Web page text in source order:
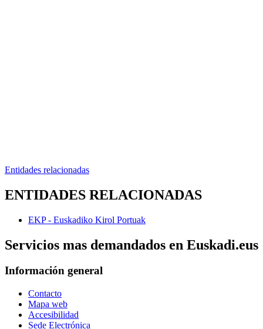
Entidades relacionadas
ENTIDADES RELACIONADAS
EKP - Euskadiko Kirol Portuak
Servicios mas demandados en Euskadi.eus
Información general
Contacto
Mapa web
Accesibilidad
Sede Electrónica